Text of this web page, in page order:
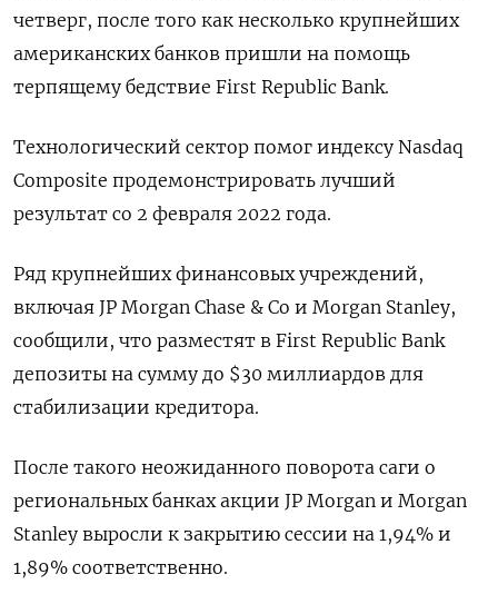
четверг, после того как несколько крупнейших
американских банков пришли на помощь
терпящему бедствие First Republic Bank.
Технологический сектор помог индексу Nasdaq
Composite продемонстрировать лучший
результат со 2 февраля 2022 года.
Ряд крупнейших финансовых учреждений,
включая JP Morgan Chase & Co и Morgan Stanley,
сообщили, что разместят в First Republic Bank
депозиты на сумму до $30 миллиардов для
стабилизации кредитора.
После такого неожиданного поворота саги о
региональных банках акции JP Morgan и Morgan
Stanley выросли к закрытию сессии на 1,94% и
1,89% соответственно.